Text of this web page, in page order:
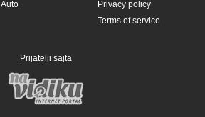
Auto
Privacy policy
Terms of service
Prijatelji sajta